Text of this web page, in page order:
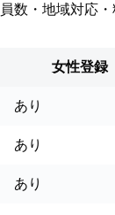
数・地域対応・
女性登録
あり
あり
あり